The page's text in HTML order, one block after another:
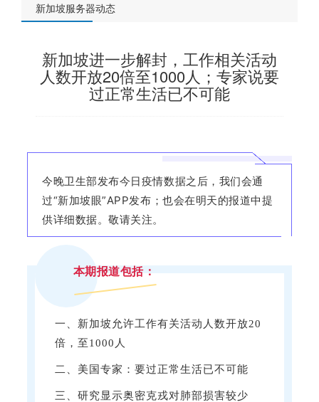
新加坡服务器动态
新加坡进一步解封，工作相关活动
人数开放20倍至1000人；专家说要
过正常生活已不可能
今晚卫生部发布今日疫情数据之后，我们会通
过“新加坡眼”APP发布；也会在明天的报道中提
供详细数据。敬请关注。
本期报道包括：
一、 新加坡 允许工作有关活动人数开放20
倍，至1000人
二、美国专家：要过正常生活已不可能
三、研究显示奥密克戎对肺部损害较少